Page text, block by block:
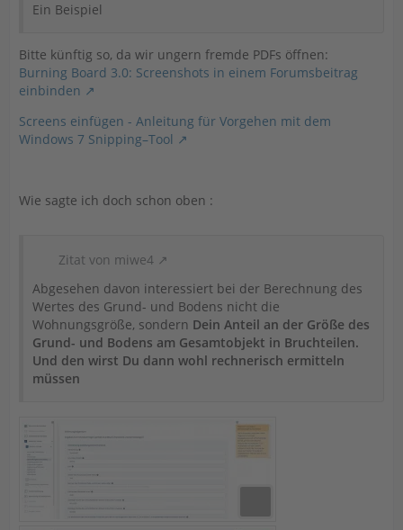
Ein Beispiel
Bitte künftig so, da wir ungern fremde PDFs öffnen:
Burning Board 3.0: Screenshots in einem Forumsbeitrag
einbinden
Screens einfügen - Anleitung für Vorgehen mit dem
Windows 7 Snipping–Tool
Wie sagte ich doch schon oben :
Zitat von miwe4
Abgesehen davon interessiert bei der Berechnung des
Wertes des Grund- und Bodens nicht die
Wohnungsgröße, sondern Dein Anteil an der Größe des
Grund- und Bodens am Gesamtobjekt in Bruchteilen.
Und den wirst Du dann wohl rechnerisch ermitteln
müssen